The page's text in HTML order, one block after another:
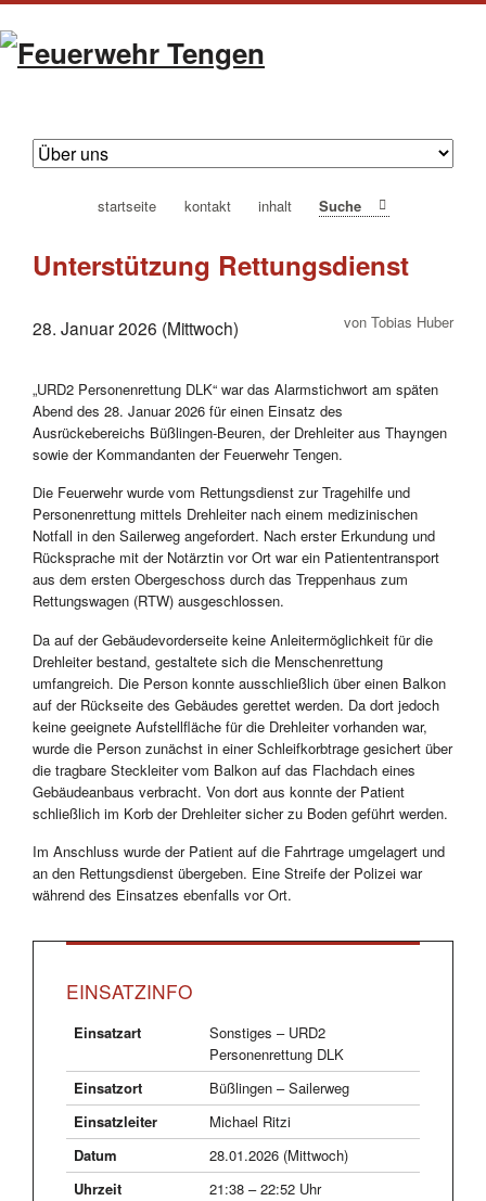
navigation
startseite kontakt inhalt
Unterstützung Rettungsdienst
28. Januar 2026 (Mittwoch) von Tobias Huber
„URD2 Personenrettung DLK“ war das Alarmstichwort am späten
Abend des 28. Januar 2026 für einen Einsatz des
Ausrückebereichs Büßlingen-Beuren, der Drehleiter aus Thayngen
sowie der Kommandanten der Feuerwehr Tengen.
Die Feuerwehr wurde vom Rettungsdienst zur Tragehilfe und
Personenrettung mittels Drehleiter nach einem medizinischen
Notfall in den Sailerweg angefordert. Nach erster Erkundung und
Rücksprache mit der Notärztin vor Ort war ein Patiententransport
aus dem ersten Obergeschoss durch das Treppenhaus zum
Rettungswagen (RTW) ausgeschlossen.
Da auf der Gebäudevorderseite keine Anleitermöglichkeit für die
Drehleiter bestand, gestaltete sich die Menschenrettung
umfangreich. Die Person konnte ausschließlich über einen Balkon
auf der Rückseite des Gebäudes gerettet werden. Da dort jedoch
keine geeignete Aufstellfläche für die Drehleiter vorhanden war,
wurde die Person zunächst in einer Schleifkorbtrage gesichert über
die tragbare Steckleiter vom Balkon auf das Flachdach eines
Gebäudeanbaus verbracht. Von dort aus konnte der Patient
schließlich im Korb der Drehleiter sicher zu Boden geführt werden.
Im Anschluss wurde der Patient auf die Fahrtrage umgelagert und
an den Rettungsdienst übergeben. Eine Streife der Polizei war
während des Einsatzes ebenfalls vor Ort.
EINSATZINFO
Einsatzart
Sonstiges – URD2
Personenrettung DLK
Einsatzort
Büßlingen – Sailerweg
Einsatzleiter
Michael Ritzi
Datum
28.01.2026 (Mittwoch)
Uhrzeit
21:38 – 22:52 Uhr